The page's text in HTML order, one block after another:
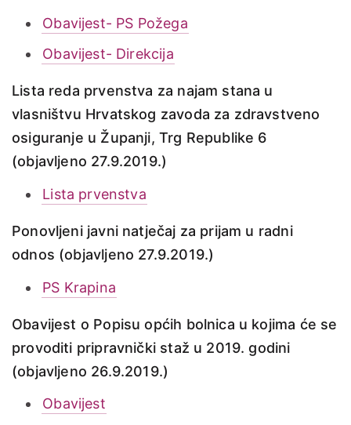
Obavijest- PS Požega
Obavijest- Direkcija
Lista reda prvenstva za najam stana u
vlasništvu Hrvatskog zavoda za zdravstveno
osiguranje u Županji, Trg Republike 6
(objavljeno 27.9.2019.)
Lista prvenstva
Ponovljeni javni natječaj za prijam u radni
odnos (objavljeno 27.9.2019.)
PS Krapina
Obavijest o Popisu općih bolnica u kojima će se
provoditi pripravnički staž u 2019. godini
(objavljeno 26.9.2019.)
Obavijest